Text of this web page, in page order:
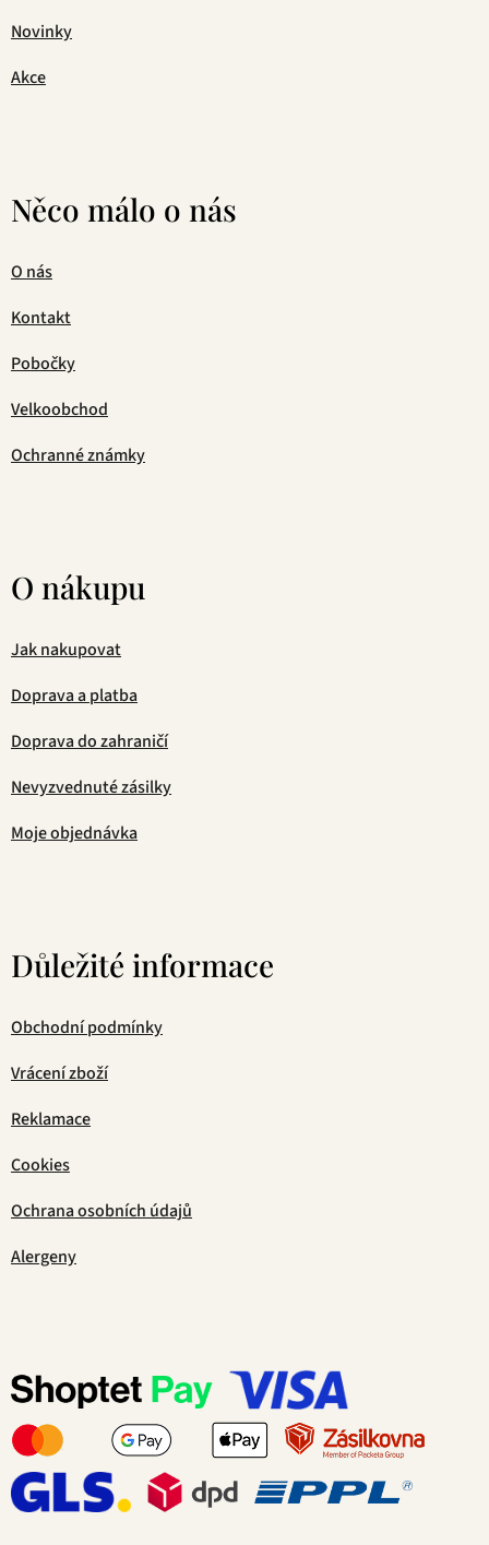
Novinky
Akce
Něco málo o nás
O nás
Kontakt
Pobočky
Velkoobchod
Ochranné známky
O nákupu
Jak nakupovat
Doprava a platba
Doprava do zahraničí
Nevyzvednuté zásilky
Moje objednávka
Důležité informace
Obchodní podmínky
Vrácení zboží
Reklamace
Cookies
Ochrana osobních údajů
Alergeny